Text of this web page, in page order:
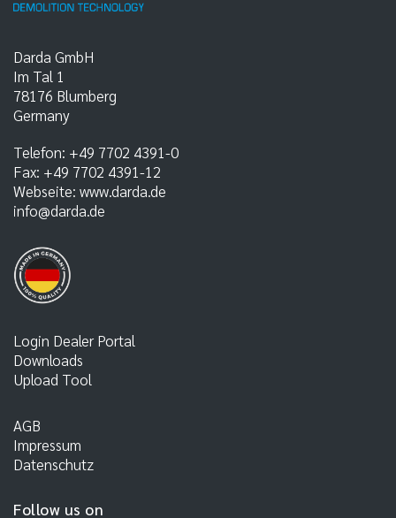
Darda GmbH
Im Tal 1
78176 Blumberg
Germany
Telefon: +49 7702 4391-0
Fax: +49 7702 4391-12
Webseite: www.darda.de
info@darda.de
Login Dealer Portal
Downloads
Upload Tool
AGB
Impressum
Datenschutz
Follow us on